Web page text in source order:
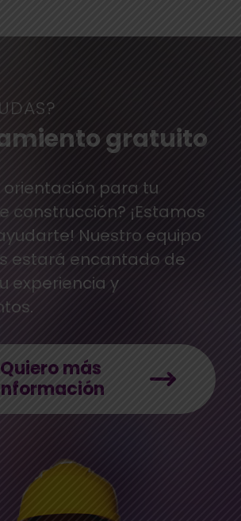
gratuito
orientación para tu
construcción? ¡Estamos
Nuestro equipo
estará encantado de
experiencia y
Quiero más